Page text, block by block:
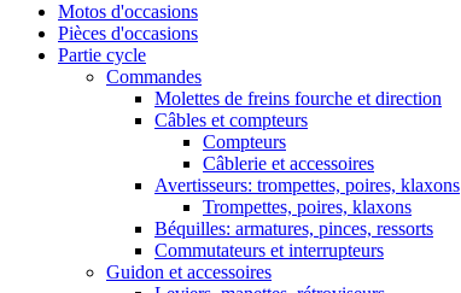
Motos d'occasions
Pièces d'occasions
Partie cycle
Commandes
Molettes de freins fourche et direction
Câbles et compteurs
Compteurs
Câblerie et accessoires
Avertisseurs: trompettes, poires, klaxons
Trompettes, poires, klaxons
Béquilles: armatures, pinces, ressorts
Commutateurs et interrupteurs
Guidon et accessoires